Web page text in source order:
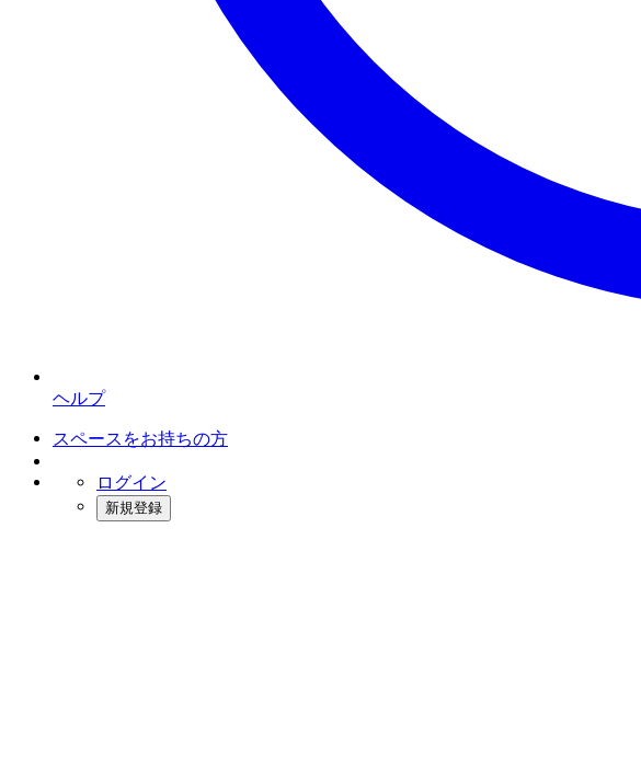
ヘルプ
スペースをお持ちの方
ログイン
新規登録